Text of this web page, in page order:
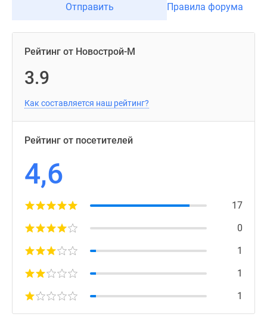
Отправить Правила форума
Рейтинг от Новострой-М
3.9
Как составляется наш рейтинг?
Рейтинг от посетителей
4,6
17
0
1
1
1